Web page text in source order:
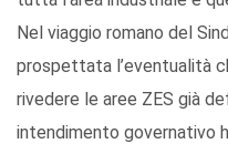
Nel viaggio romano del
prospettata l’eventualità
rivedere le aree ZES già
intendimento governativo